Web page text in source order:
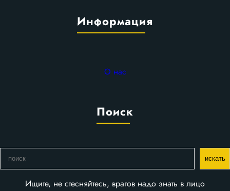
Информация
О нас
Поиск
искать
Ищите, не стесняйтесь, врагов надо знать в лицо